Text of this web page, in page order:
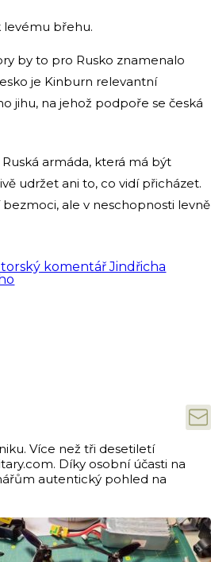
levému břehu.
by to pro Rusko znamenalo
je Kinburn relevantní
jihu, na jehož podpoře se česká
armáda, která má být
udržet ani to, co vidí přicházet.
ale v neschopnosti levně
komentář Jindřicha
Více než tři desetiletí
Díky osobní účasti na
autentický pohled na